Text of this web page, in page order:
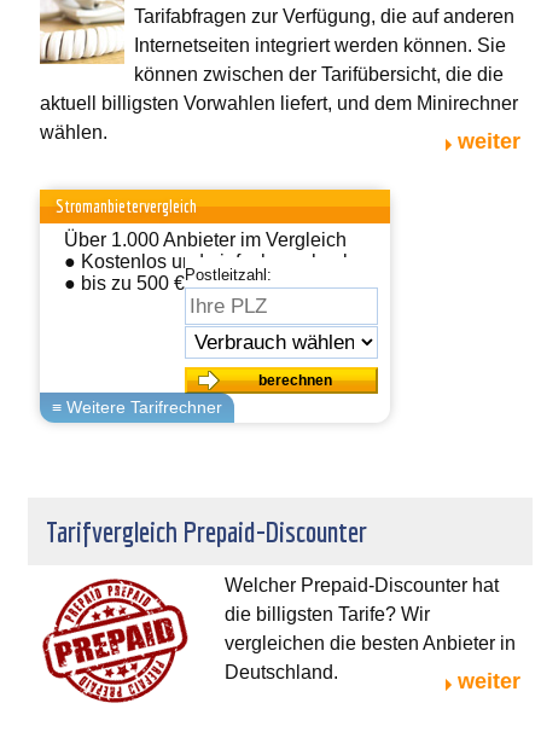
Tarifabfragen zur Verfügung, die auf anderen
Internetseiten integriert werden können. Sie
können zwischen der Tarifübersicht, die die
aktuell billigsten Vorwahlen liefert, und dem Minirechner
wählen.
weiter
Stromanbietervergleich
Über 1.000 Anbieter im Vergleich
● Kostenlos und einfach wechseln
● bis zu 500 € sparen
Postleitzahl:
Tarifvergleich Prepaid-Discounter
Welcher Prepaid-Discounter hat
die billigsten Tarife? Wir
vergleichen die besten Anbieter in
Deutschland.
weiter